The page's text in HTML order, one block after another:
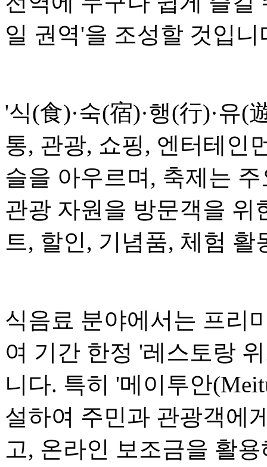
일 권역'을 조성할 것입니
'식(食)·숙(宿)·행(行)·유(
통, 관광, 쇼핑, 엔터테인
슬을 아우르며, 축제는
관광 자원을 방문객을 위
트, 할인, 기념품, 체험
식음료 분야에서는 프리
여 기간 한정 '레스토랑
니다. 특히 '메이투안
설하여 주민과 관광객에
고, 온라인 보조금을 활